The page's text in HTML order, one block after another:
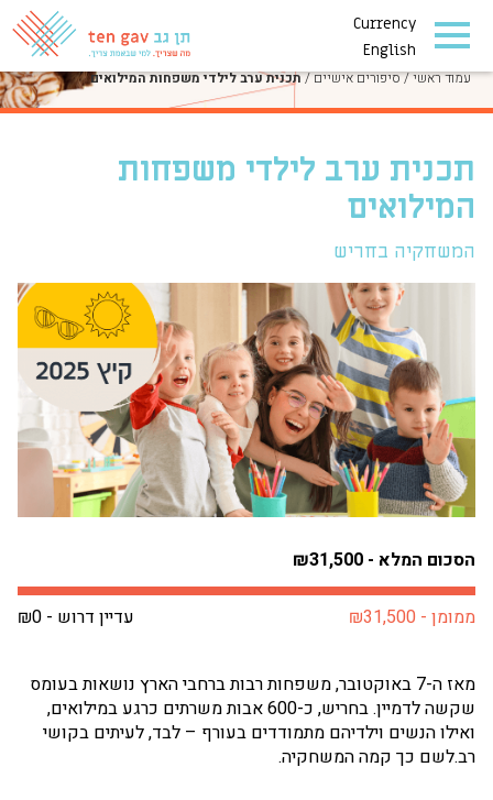
Currency
English
סיפורים אישיים
עמוד ראשי/סיפורים אישיים/תכנית ערב לילדי משפחות המילואים
תכנית ערב לילדי משפחות
המילואים
המשחקיה בחריש
הסכום המלא - ₪31,500
עדיין דרוש - ₪0 ממומן - ₪31,500
מאז ה-7 באוקטובר, משפחות רבות ברחבי הארץ נושאות בעומס
שקשה לדמיין. בחריש, כ-600 אבות משרתים כרגע במילואים,
ואילו הנשים וילדיהם מתמודדים בעורף – לבד, לעיתים בקושי
רב.לשם כך קמה המשחקיה.